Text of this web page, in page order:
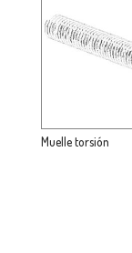
Muelle torsión